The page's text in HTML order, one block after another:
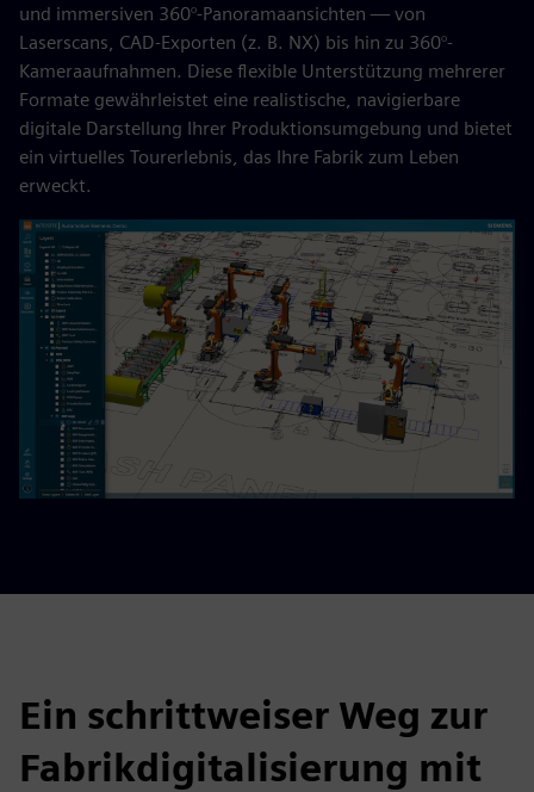
und immersiven 360°-Panoramaansichten — von
Laserscans, CAD-Exporten (z. B. NX) bis hin zu 360°-
Kameraaufnahmen. Diese flexible Unterstützung mehrerer
Formate gewährleistet eine realistische, navigierbare
digitale Darstellung Ihrer Produktionsumgebung und bietet
ein virtuelles Tourerlebnis, das Ihre Fabrik zum Leben
erweckt.
Ein schrittweiser Weg zur
Fabrikdigitalisierung mit